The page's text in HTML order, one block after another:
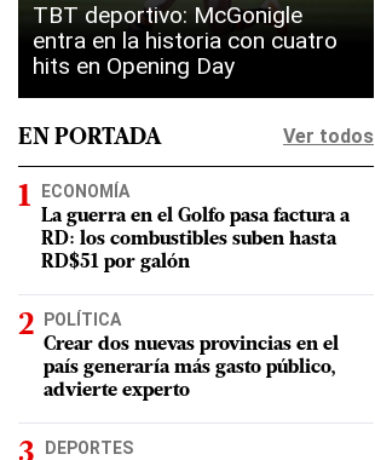
TBT deportivo: McGonigle
entra en la historia con cuatro
hits en Opening Day
EN PORTADA Ver todos
ECONOMÍA
La guerra en el Golfo pasa factura a
RD: los combustibles suben hasta
RD$51 por galón
POLÍTICA
Crear dos nuevas provincias en el
país generaría más gasto público,
advierte experto
DEPORTES